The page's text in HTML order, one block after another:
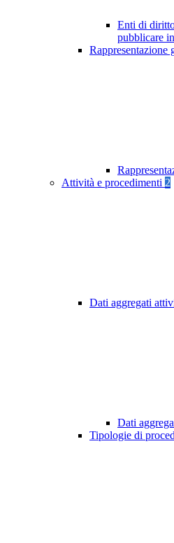
Enti di
pubblicare
Rappresentazione
Attività e procedimenti 2
Dati aggregati
Dati
Tipologie di